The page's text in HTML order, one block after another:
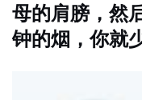
母的肩膀，然
钟的烟，你就